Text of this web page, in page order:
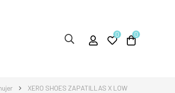
0 0
XERO SHOES ZAPATILLAS X LOW